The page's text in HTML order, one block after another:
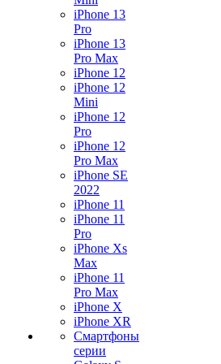
iPhone 13
Pro
iPhone 13
Pro Max
iPhone 12
iPhone 12
Mini
iPhone 12
Pro
iPhone 12
Pro Max
iPhone SE
2022
iPhone 11
iPhone 11
Pro
iPhone Xs
Max
iPhone 11
Pro Max
iPhone X
iPhone XR
Смартфоны
серии